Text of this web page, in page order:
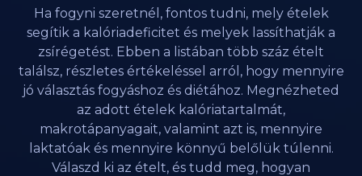
Ha fogyni szeretnél, fontos tudni, mely ételek
segítik a kalóriadeficitet és melyek lassíthatják a
zsírégetést. Ebben a listában több száz ételt
találsz, részletes értékeléssel arról, hogy mennyire
jó választás fogyáshoz és diétához. Megnézheted
az adott ételek kalóriatartalmát,
makrotápanyagait, valamint azt is, mennyire
laktatóak és mennyire könnyű belőlük túlenni.
Válaszd ki az ételt, és tudd meg, hogyan